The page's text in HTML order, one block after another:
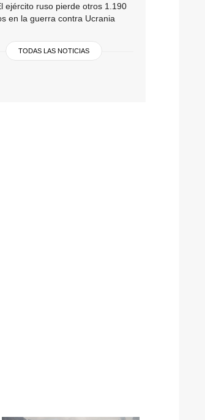
ejército ruso pierde otros 1.190
en la guerra contra Ucrania
TODAS LAS NOTICIAS